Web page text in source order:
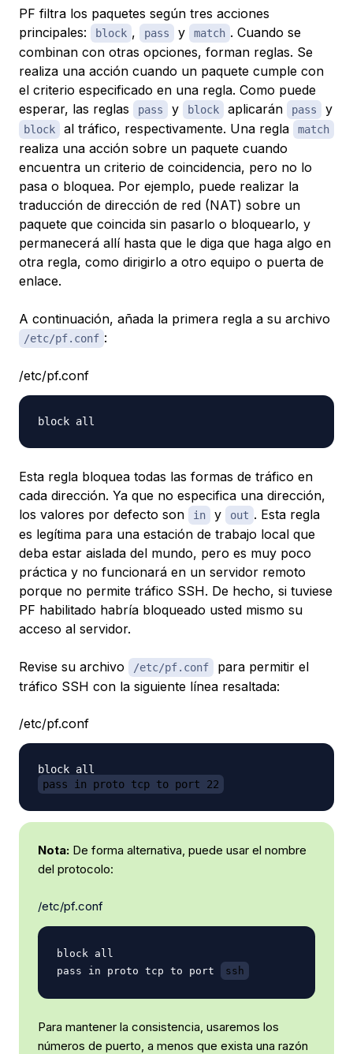
PF filtra los paquetes según tres acciones
principales:
block , pass y match . Cuando se
combinan con otras opciones, forman reglas. Se
realiza una acción cuando un paquete cumple con
el criterio especificado en una regla. Como puede
esperar, las reglas
pass y block aplicarán pass y
block al tráfico, respectivamente. Una regla match
realiza una acción sobre un paquete cuando
encuentra un criterio de coincidencia, pero no lo
pasa o bloquea. Por ejemplo, puede realizar la
traducción de dirección de red (NAT) sobre un
paquete que coincida sin pasarlo o bloquearlo, y
permanecerá allí hasta que le diga que haga algo en
otra regla, como dirigirlo a otro equipo o puerta de
enlace.
A continuación, añada la primera regla a su archivo
/etc/pf.conf :
/etc/pf.conf
Esta regla bloquea todas las formas de tráfico en
cada dirección. Ya que no especifica una dirección,
los valores por defecto son
in y out . Esta regla
es legítima para una estación de trabajo local que
deba estar aislada del mundo, pero es muy poco
práctica y no funcionará en un servidor remoto
porque no permite tráfico SSH. De hecho, si tuviese
PF habilitado habría bloqueado usted mismo su
acceso al servidor.
Revise su archivo /etc/pf.conf
para permitir el
tráfico SSH con la siguiente línea resaltada:
/etc/pf.conf
pass in proto tcp to port 22
Nota: De forma alternativa, puede usar el nombre
del protocolo:
/etc/pf.conf
block all
pass in proto tcp to port
ssh
Para mantener la consistencia, usaremos los
números de puerto, a menos que exista una razón